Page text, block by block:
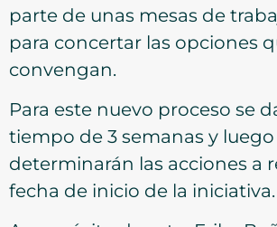
parte de unas mesas de
para concertar las opciones
convengan.
Para este nuevo proceso se
tiempo de 3 semanas y luego
determinarán las acciones a
fecha de inicio de la iniciativa.